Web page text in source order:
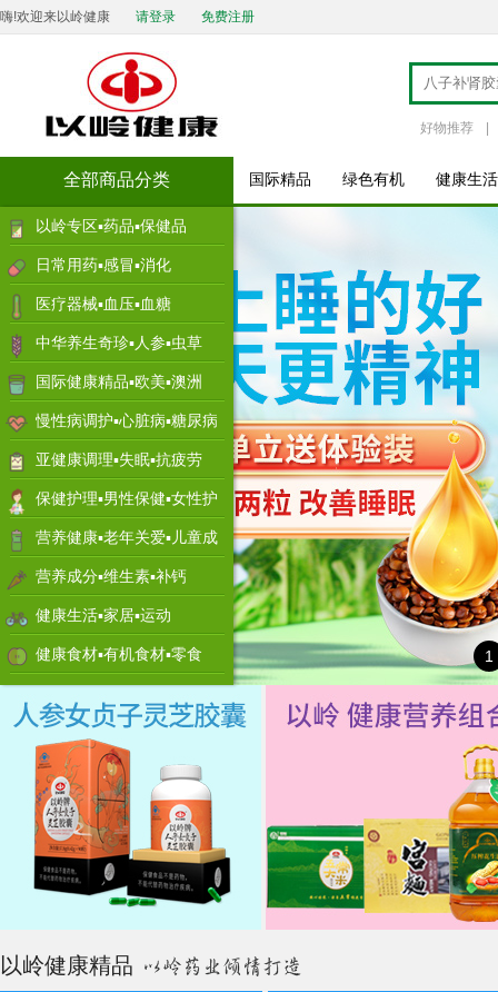
嗨!欢迎来以岭健康 请登录 免费注册
好物推荐
以岭专区▪药品▪保健品
日常用药▪感冒▪消化
医疗器械▪血压▪血糖
中华养生奇珍▪人参▪虫草
国际健康精品▪欧美▪澳洲
慢性病调护▪心脏病▪糖尿病
亚健康调理▪失眠▪抗疲劳
保健护理▪男性保健▪女性护
理
营养健康▪老年关爱▪儿童成
长
营养成分▪维生素▪补钙
健康生活▪家居▪运动
健康食材▪有机食材▪零食
全部商品分类 国际精品 绿色有机 健康生活
1
以岭健康精品